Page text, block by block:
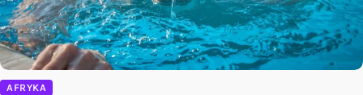
AFRYKA